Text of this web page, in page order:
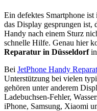
Ein defektes Smartphone
das Display gesprungen ist,
Handy nach einem Sturz
schnelle Hilfe. Genau hier
Reparatur in Düsseldorf
Bei JetPhone Handy
Unterstützung bei vielen
gehören unter anderem
Ladebuchsen-Fehler,
iPhone, Samsung, Xiaomi